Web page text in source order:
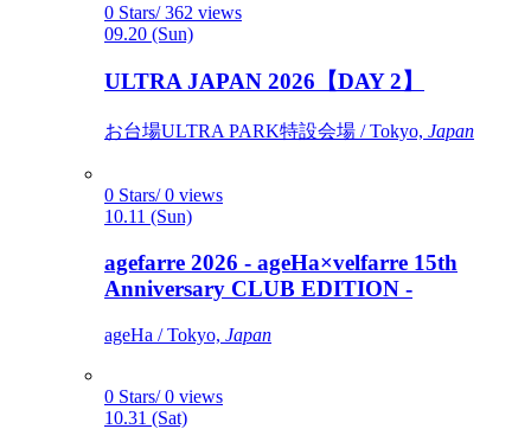
0 Stars/ 362 views
09.20 (Sun)
ULTRA JAPAN 2026【DAY 2】
お台場ULTRA PARK特設会場 / Tokyo, Japan
0 Stars/ 0 views
10.11 (Sun)
agefarre 2026 - ageHa×velfarre 15th
Anniversary CLUB EDITION -
ageHa / Tokyo, Japan
0 Stars/ 0 views
10.31 (Sat)